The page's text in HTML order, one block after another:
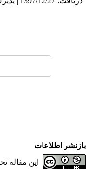
بازنشر اطلاعات
این مقاله